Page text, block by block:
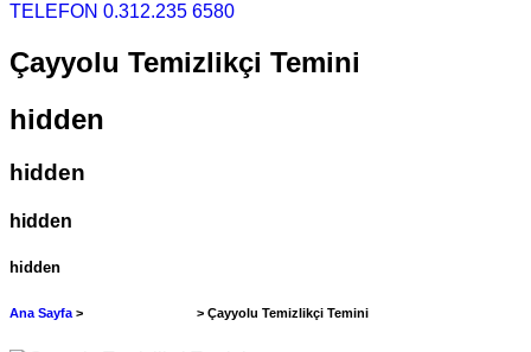
TELEFON 0.312.235 6580
Çayyolu Temizlikçi Temini
hidden
hidden
hidden
hidden
Ana Sayfa > > Çayyolu Temizlikçi Temini